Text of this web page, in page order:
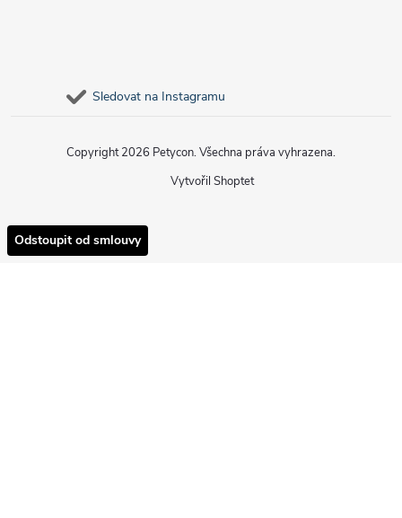
Sledovat na Instagramu
Vytvořil Shoptet
Copyright 2026 Petycon. Všechna práva vyhrazena.
Odstoupit od smlouvy